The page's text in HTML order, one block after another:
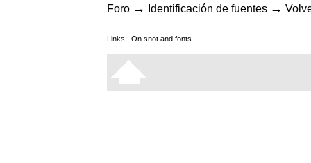
Foro → Identificación de fuentes →
Links: On snot and fonts